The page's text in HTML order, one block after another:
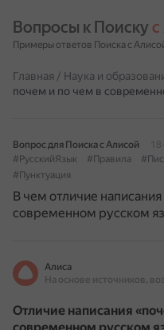
Вопросы к Поиску
Примеры ответов Поиска с
Главная / Наука и
почем и по чем в
Вопрос для Поиска с Алисой
#РусскийЯзык
#Правила
#Пунктуация
В чем отличие
современном русском
Алиса
Отличие написания